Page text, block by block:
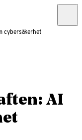
cybersäkerhet
AI